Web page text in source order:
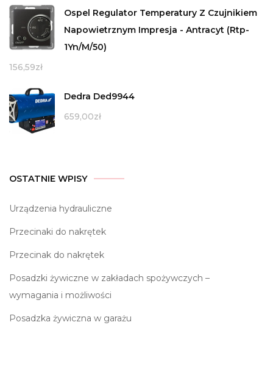
Ospel Regulator Temperatury Z Czujnikiem
Napowietrznym Impresja - Antracyt (Rtp-
1Yn/M/50)
156,59zł
Dedra Ded9944
659,00zł
OSTATNIE WPISY
Urządzenia hydrauliczne
Przecinaki do nakrętek
Przecinak do nakrętek
Posadzki żywiczne w zakładach spożywczych –
wymagania i możliwości
Posadzka żywiczna w garażu